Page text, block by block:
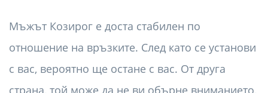
Мъжът Козирог е доста стабилен по
отношение на връзките. След като се установи
с вас, вероятно ще остане с вас. От друга
страна, той може да не ви обърне вниманието,